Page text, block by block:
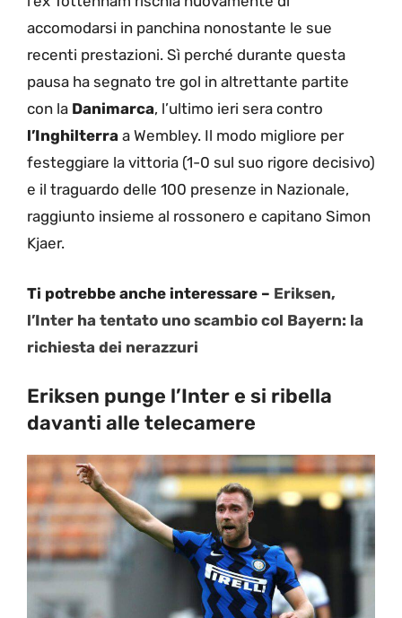
accomodarsi in panchina nonostante le sue
recenti prestazioni. Sì perché durante questa
pausa ha segnato tre gol in altrettante partite
con la Danimarca, l’ultimo ieri sera contro
l’Inghilterra a Wembley. Il modo migliore per
festeggiare la vittoria (1-0 sul suo rigore decisivo)
e il traguardo delle 100 presenze in Nazionale,
raggiunto insieme al rossonero e capitano Simon
Kjaer.
Ti potrebbe anche interessare – Eriksen,
l’Inter ha tentato uno scambio col Bayern: la
richiesta dei nerazzuri
Eriksen punge l’Inter e si ribella
davanti alle telecamere